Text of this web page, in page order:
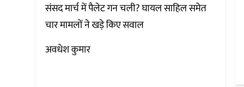
संसद मार्च में पैलेट गन चली? घायल साहिल समेत
चार मामलों ने खड़े किए सवाल
अवधेश कुमार